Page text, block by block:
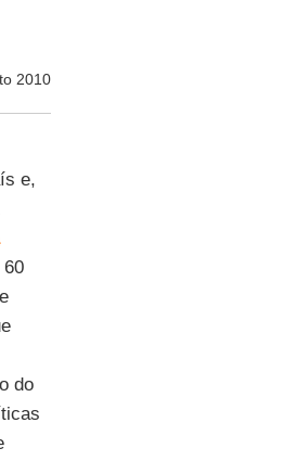
2010
e,
60
do